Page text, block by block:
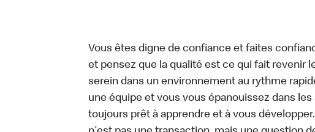
Vous êtes digne de confiance et faites
et pensez que la qualité est ce qui fait revenir
serein dans un environnement au rythme
une équipe et vous vous épanouissez dans
toujours prêt à apprendre et à vous